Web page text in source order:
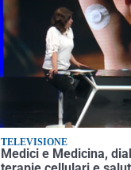
TELEVISIONE
Medici e Medicina,